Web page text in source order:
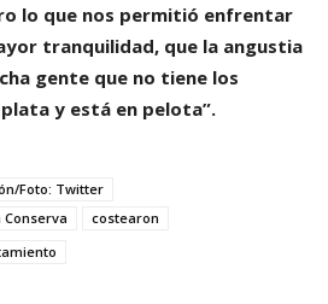
lo que nos permitió enfrentar
tranquilidad, que la angustia
gente que no tiene los
y está en pelota”.
Foto: Twitter
Conserva
costearon